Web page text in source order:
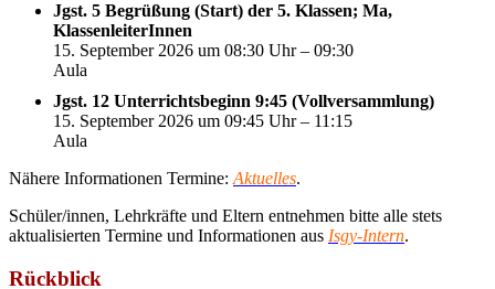
Jgst. 5 Begrüßung (Start) der 5. Klassen; Ma,
KlassenleiterInnen
15. September 2026 um 08:30 Uhr – 09:30
Aula
Jgst. 12 Unterrichtsbeginn 9:45 (Vollversammlung)
15. September 2026 um 09:45 Uhr – 11:15
Aula
Nähere Informationen Termine: Aktuelles.
Schüler/innen, Lehrkräfte und Eltern entnehmen bitte alle stets
aktualisierten Termine und Informationen aus Isgy-Intern.
Rückblick